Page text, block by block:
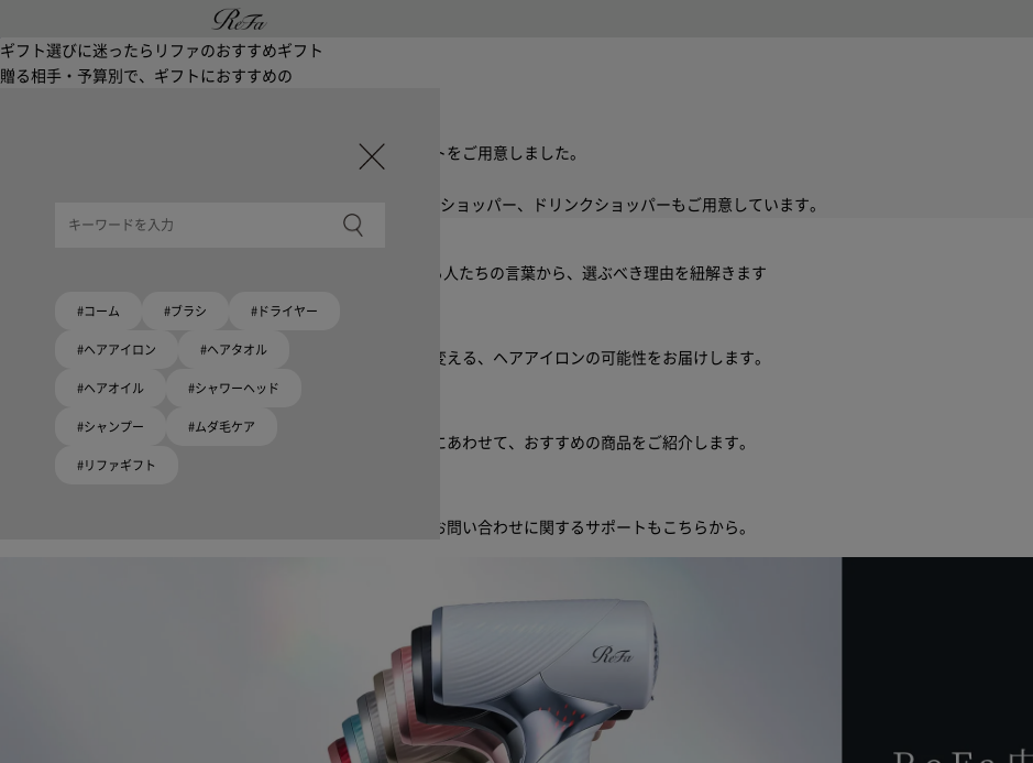
ギフト選びに迷ったら リファのおすすめギフト
贈る相手・予算別で、ギフトにおすすめの
限定ラッピングバック・ショッパーまたはギフトスリーブセットをご用意しました。
リファロゴが入った、白色のショッパーを6サイズ、ピンク色のショッパー、ドリンクショッパーもご用意しています。
高機能ドライヤー Xモデルに宿る美学。上質な美しさを追求する人たちの言葉から、選ぶべき理由を紐解きます
髪がきれいって嬉しい。「でもヘアケアは大変」という概念を変える、ヘアアイロンの可能性をお届けします。
ブラシ・コームヘアケアルーティン
起床から就寝前まで一日中使えるブラシ・コーム。利用シーンにあわせて、おすすめの商品をご紹介します。
商品の使い方をご紹介します。よくあるご質問、修理・故障、お問い合わせに関するサポートもこちらから。
#コーム #ブラシ #ドライヤー
#ヘアアイロン #ヘアタオル
#ヘアオイル #シャワーヘッド
#シャンプー #ムダ毛ケア
#リファギフト